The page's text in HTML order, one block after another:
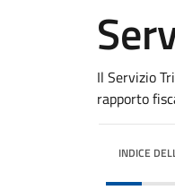
Il Servizio
rapporto
INDICE